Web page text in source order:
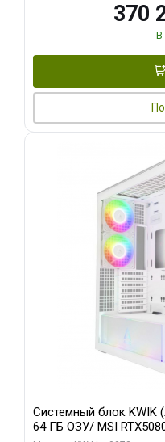
370
В
Системный блок KWIK
64 ГБ ОЗУ/ MSI